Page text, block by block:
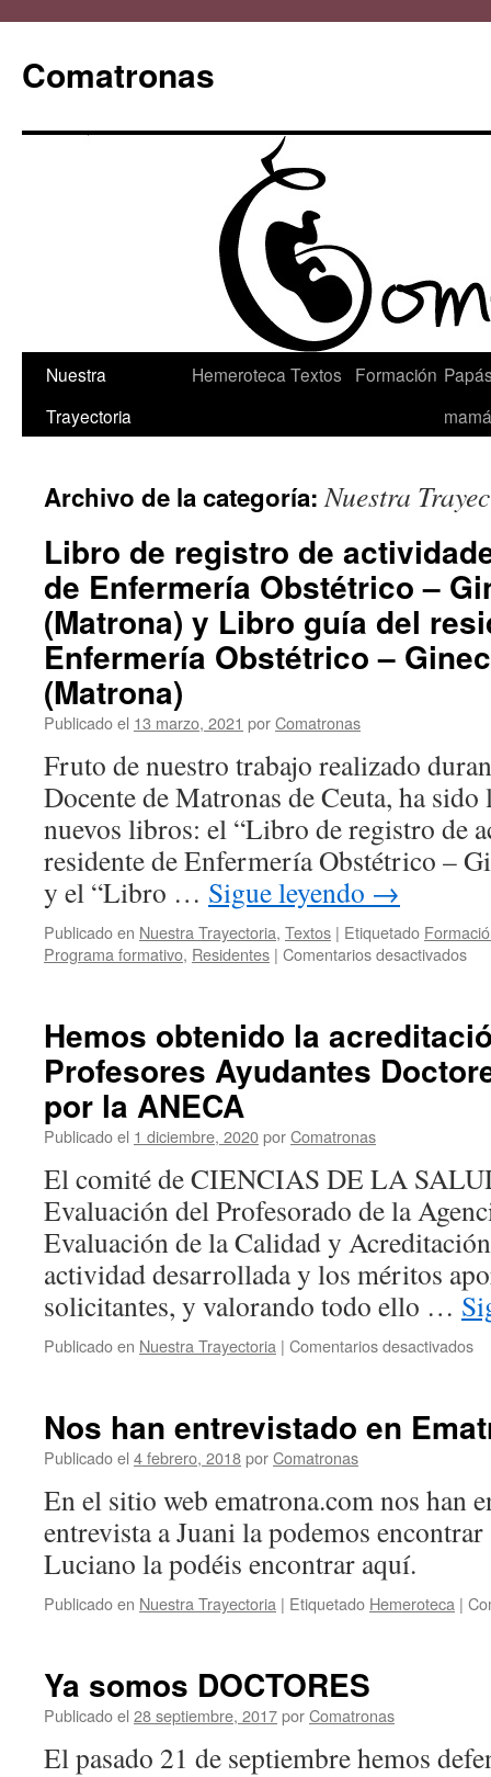
Comatronas
Saltar
Nuestra
Trayectoria
Hemeroteca Textos Formación
Archivo de la categoría:Nuestra
Libro de registro de
de Enfermería Obstétrico –
(Matrona) y Libro guía del
Enfermería Obstétrico –
(Matrona)
Publicado el 13 marzo, 2021 porComatronas
Fruto de nuestro trabajo realizado
Docente de Matronas de Ceuta, ha
nuevos libros: el “Libro de registro de
residente de Enfermería Obstétrico –
y el “Libro … Sigue leyendo →
Publicado en Nuestra Trayectoria, Textos | Etiquetado
Programa formativo, Residentes | Comentarios desactivadosen
de
del
–
y
del
–
Hemos obtenido la
Profesores Ayudantes
por la ANECA
Publicado el 1 diciembre, 2020porComatronas
El comité de CIENCIAS DE LA
Evaluación del Profesorado de la
Evaluación de la Calidad y
actividad desarrollada y los méritos
solicitantes, y valorando todo ello …
Publicado en Nuestra Trayectoria | Comentarios desactivadosen
Nos han entrevistado en
Publicado el 4 febrero, 2018porComatronas
En el sitio web ematrona.com nos han
entrevista a Juani la podemos
Luciano la podéis encontrar aquí.
Publicado en Nuestra Trayectoria | Etiquetado Hemeroteca |
Ya somos DOCTORES
Publicado el 28 septiembre, 2017porComatronas
El pasado 21 de septiembre hemos